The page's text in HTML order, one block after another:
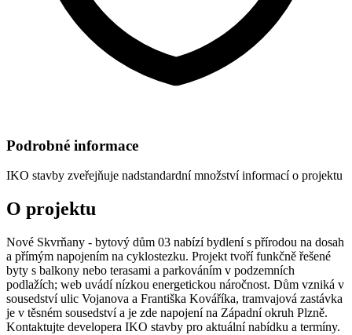
Podrobné informace
IKO stavby zveřejňuje nadstandardní množství informací o projektu
O projektu
Nové Skvrňany - bytový dům 03 nabízí bydlení s přírodou na dosah
a přímým napojením na cyklostezku. Projekt tvoří funkčně řešené
byty s balkony nebo terasami a parkováním v podzemních
podlažích; web uvádí nízkou energetickou náročnost. Dům vzniká v
sousedství ulic Vojanova a Františka Kováříka, tramvajová zastávka
je v těsném sousedství a je zde napojení na Západní okruh Plzně.
Kontaktujte developera IKO stavby pro aktuální nabídku a termíny.